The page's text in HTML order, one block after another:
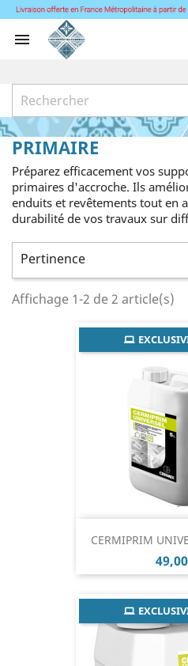

PRIMAIRE
Préparez efficacement vos
primaires d'accroche. Ils
enduits et revêtements tout en
durabilité de vos travaux sur
Pertinence
Affichage 1-2 de 2 article(s)
CERMIPRIM
Prix